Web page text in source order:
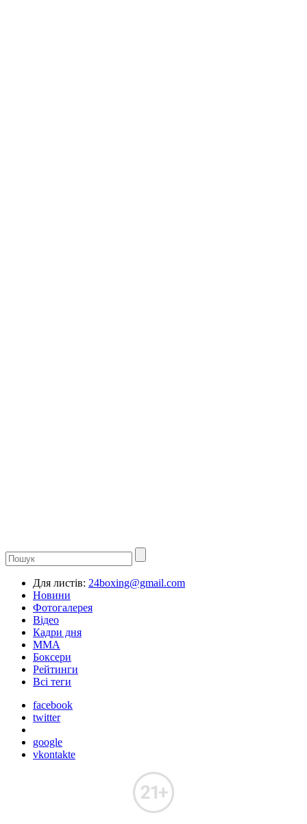
Для листів: 24boxing@gmail.com
Новини
Фотогалерея
Відео
Кадри дня
ММА
Боксери
Рейтинги
Всі теги
facebook
twitter
google
vkontakte